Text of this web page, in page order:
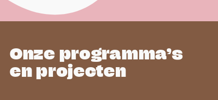
Onze programma’s
en projecten